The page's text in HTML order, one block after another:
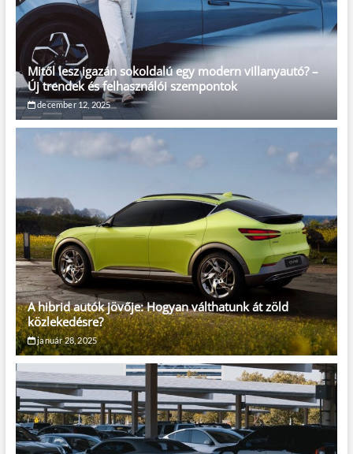
Mitől lesz igazán sokoldalú egy modern villanyautó? –
Új trendek és felhasználói szempontok
december 12, 2025
A hibrid autók jövője: Hogyan válthatunk át zöld
közlekedésre?
január 28, 2025